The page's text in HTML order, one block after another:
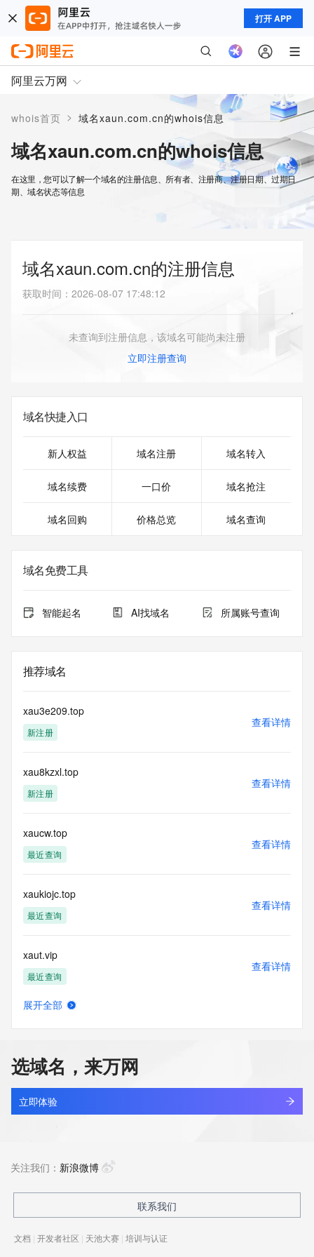
打开 APP
阿里云万网
whois首页 > 域名xaun.com.cn的whois信息
域名xaun.com.cn的whois信息
在这里，您可以了解一个域名的注册信息、所有者、注册商、注册日期、过期日
期、域名状态等信息
域名xaun.com.cn的注册信息
获取时间 ： 2026-08-07 17:48:12
未查询到注册信息，该域名可能尚未注册
立即注册查询
域名快捷入口
新人权益 域名注册 域名转入
域名续费 一口价 域名抢注
域名回购 价格总览 域名查询
域名免费工具
智能起名 AI找域名 所属账号查询
推荐域名
xau3e209.top
新注册
查看详情
xau8kzxl.top
新注册
查看详情
xaucw.top
最近查询
查看详情
xaukiojc.top
最近查询
查看详情
xaut.vip
最近查询
查看详情
xauusdai.top
新注册
查看详情
最近查询
展开全部
选域名，来万网
立即体验
关注我们： 新浪微博
联系我们
文档 | 开发者社区 | 天池大赛 | 培训与认证